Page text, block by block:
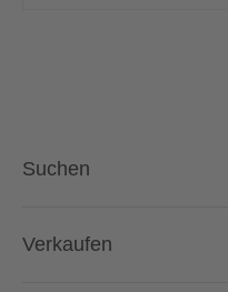
Suchen
Auto kaufen
Verkaufen